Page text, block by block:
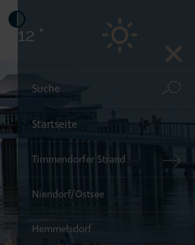
12 °
Startseite
Timmendorfer Strand
Niendorf/Ostsee
Hemmelsdorf